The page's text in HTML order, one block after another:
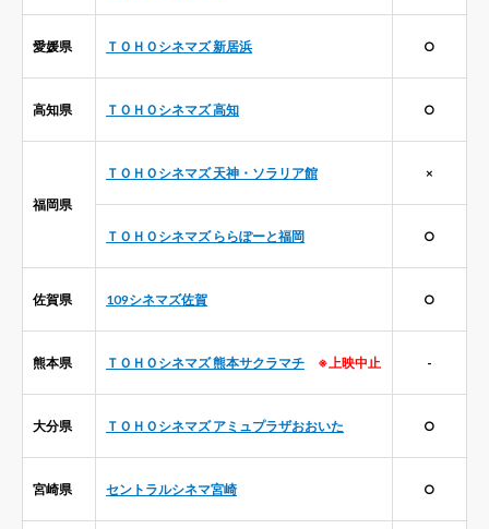
愛媛県 ＴＯＨＯシネマズ 新居浜 ○
高知県 ＴＯＨＯシネマズ 高知 ○
福岡県
ＴＯＨＯシネマズ 天神・ソラリア館 ×
ＴＯＨＯシネマズ ららぽーと福岡 ○
佐賀県 109シネマズ佐賀 ○
熊本県 ＴＯＨＯシネマズ 熊本サクラマチ ※上映中止 -
大分県 ＴＯＨＯシネマズ アミュプラザおおいた ○
宮崎県 セントラルシネマ宮崎 ○